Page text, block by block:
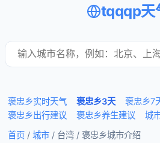
tqqqp天
褒忠乡实时天气 褒忠乡3天 褒忠乡7
褒忠乡出行建议
褒忠乡养生建议
城
首页 / 城市 / 台湾 / 褒忠乡城市介绍